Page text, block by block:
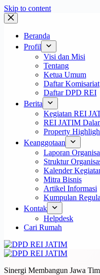
Skip to content
Beranda
Profil
Visi dan Misi
Tentang
Ketua Umum
Daftar Komisariat
Daftar DPD REI
Berita
Kegiatan REI
REI JATIM
Property
Keanggotaan
Laporan
Struktur
Kalender
Mitra Bisnis
Artikel Informasi
Kumpulan
Kontak
Helpdesk
Cari Rumah
Sinergi Membangun Jawa